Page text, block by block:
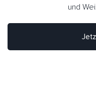
und